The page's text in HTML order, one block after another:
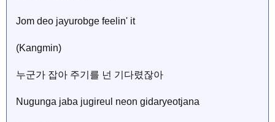
Jom deo jayurobge feelin' it
(Kangmin)
누군가 잡아 주기를 넌 기다렸잖아
Nugunga jaba jugireul neon gidaryeotjana